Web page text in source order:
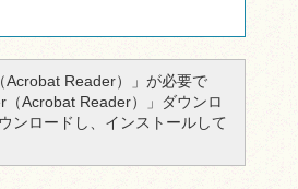
Acrobat Reader）」が必要で
Acrobat Reader）」ダウンロ
ンロードし、インストールして